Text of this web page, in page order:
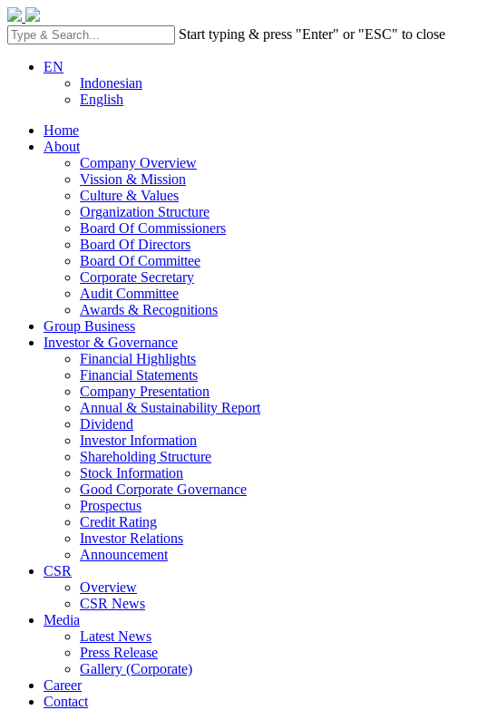
Start typing & press "Enter" or "ESC" to close
EN
Indonesian
English
Home
About
Company Overview
Vission & Mission
Culture & Values
Organization Structure
Board Of Commissioners
Board Of Directors
Board Of Committee
Corporate Secretary
Audit Committee
Awards & Recognitions
Group Business
Investor & Governance
Financial Highlights
Financial Statements
Company Presentation
Annual & Sustainability Report
Dividend
Investor Information
Shareholding Structure
Stock Information
Good Corporate Governance
Prospectus
Credit Rating
Investor Relations
Announcement
CSR
Overview
CSR News
Media
Latest News
Press Release
Gallery (Corporate)
Career
Contact